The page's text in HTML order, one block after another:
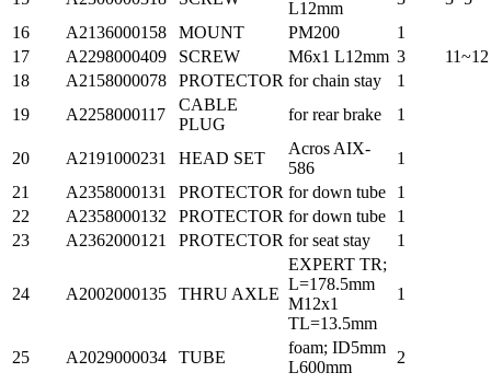
L12mm
16
A2136000158 MOUNT PM200
1
17
A2298000409 SCREW M6x1 L12mm 3
11~12
18
A2158000078 PROTECTOR for chain stay
1
19
A2258000117
CABLE
PLUG
for rear brake 1
20 A2191000231 HEAD SET
Acros AIX-
586
1
21
A2358000131 PROTECTOR for down tube
1
22
A2358000132 PROTECTOR for down tube
1
23
A2362000121 PROTECTOR for seat stay 1
24 A2002000135 THRU AXLE
EXPERT TR;
L=178.5mm
M12x1
TL=13.5mm
1
25 A2029000034 TUBE
foam; ID5mm
L600mm
2